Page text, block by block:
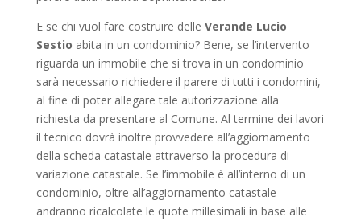
E se chi vuol fare costruire delle Verande Lucio
Sestio abita in un condominio? Bene, se l’intervento
riguarda un immobile che si trova in un condominio
sarà necessario richiedere il parere di tutti i condomini,
al fine di poter allegare tale autorizzazione alla
richiesta da presentare al Comune. Al termine dei lavori
il tecnico dovrà inoltre provvedere all’aggiornamento
della scheda catastale attraverso la procedura di
variazione catastale. Se l’immobile è all’interno di un
condominio, oltre all’aggiornamento catastale
andranno ricalcolate le quote millesimali in base alle